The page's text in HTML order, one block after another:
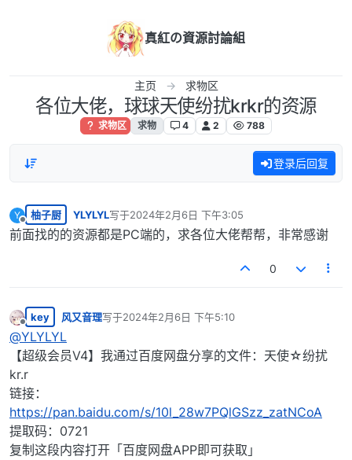
真紅の資源討論組
主页 求物区
各位大佬，球球天使纷扰krkr的资源
求物区 求物 4 2 788
登录后回复
Y
离线
柚子厨 YLYLYL写于2024年2月6日 下午3:05
最后由 编辑
前面找的的资源都是PC端的，求各位大佬帮帮，非常感谢
0
离线
key 风又音理写于2024年2月6日 下午5:10
最后由 编辑
@YLYLYL
【超级会员V4】我通过百度网盘分享的文件：天使☆纷扰
kr.r
链接：
https://pan.baidu.com/s/10l_28w7PQlGSzz_zatNCoA
提取码：0721
复制这段内容打开「百度网盘APP即可获取」